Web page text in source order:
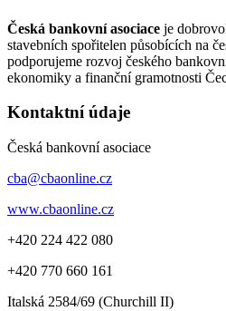
Česká bankovní asociace je
stavebních spořitelen působících na
podporujeme rozvoj českého
ekonomiky a finanční gramotnosti
Kontaktní údaje
Česká bankovní asociace
cba@cbaonline.cz
www.cbaonline.cz
+420 224 422 080
+420 770 660 161
Italská 2584/69 (Churchill II)